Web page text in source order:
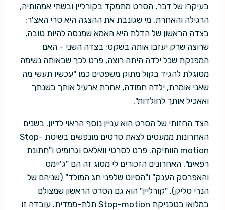
בעיקרו של דבר, הסרט מתמקד בקורליין ובשתי אמהותיה,
הרגילה והאחרת. מי שגונבת את ההצגה היא טרי האצ'ר:
בצדה הראשון של הדלת היא האמא שמנסה להיות טובה,
שרוצה שרק יעזבו אותה בשקט; בצדה השני – האם
המפנקת שכל ילדה היתה רוצה, פרט לכך שבאותה נשימה
מסוגלת להגיד בקול מתוק משפטים כמו "עכשיו תעשי מה
שאני אומרת, ילדה חמודה, אחרת ארעיל אותך בשנתך
ואאכיל אותך לחולדות".
הצד החזותי של הסרט הוא עניין נוסף הראוי לדיון. בשנים
האחרונות ממעטים לצאת סרטים מונפשים בשיטת Stop-
motion הוותיקה. פרט לסרטי וואלאס וגרומיט ו"חתונת
רפאים", האחרונים הזכורים לי מסוג זה הם "ג'יימס
והאפרסק הענק" ו"הסיוט שלפני חג המולד" (שניהם של
הנרי סליק). "קורליין" הוא גם הסרט הראשון שמצולם
במלואו בטכניקת Stop-motion תלת-ממדית. עובדה זו